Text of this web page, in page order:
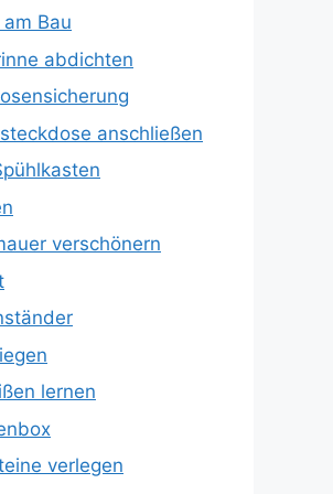
Bau
abdichten
anschließen
verschönern
lernen
verlegen